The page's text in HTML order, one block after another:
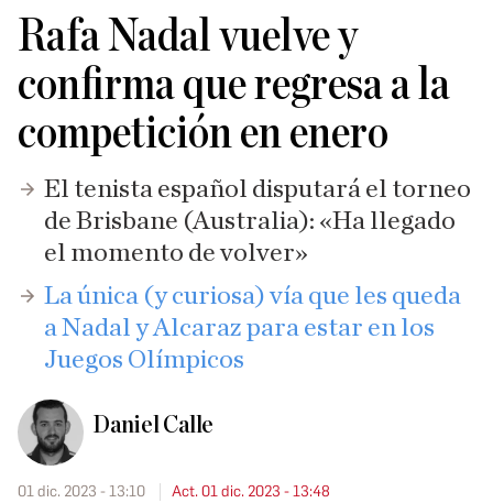
Rafa Nadal vuelve y
confirma que regresa a la
competición en enero
El tenista español disputará el torneo
de Brisbane (Australia): «Ha llegado
el momento de volver»
La única (y curiosa) vía que les queda
a Nadal y Alcaraz para estar en los
Juegos Olímpicos
Daniel Calle
01 dic. 2023 - 13:10 Act. 01 dic. 2023 - 13:48